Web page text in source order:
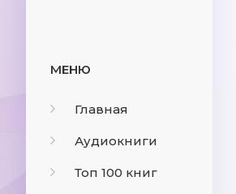
МЕНЮ
Главная
Аудиокниги
Топ 100 книг